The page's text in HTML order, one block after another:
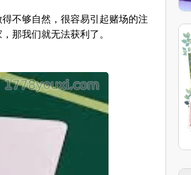
不够自然，很容易引起赌场的注
那我们就无法获利了。